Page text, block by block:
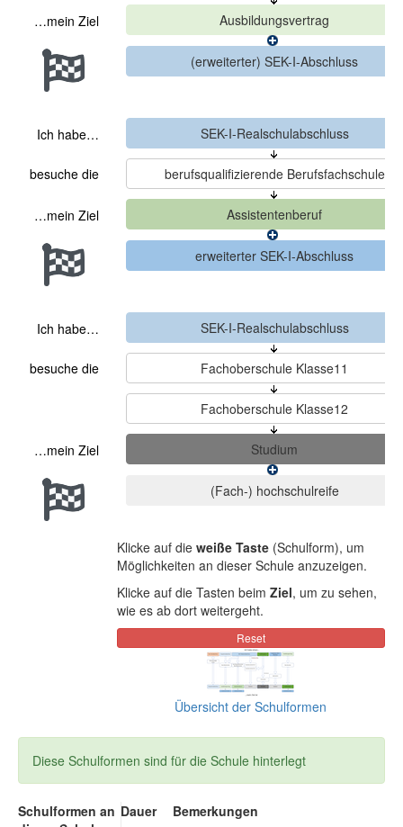
…mein Ziel
Ich habe…
besuche die
…mein Ziel
Ich habe…
besuche die
…mein Ziel
Klicke auf die weiße Taste(Schulform), um
Möglichkeiten an dieser Schule anzuzeigen.
Klicke auf die Tasten beim Ziel, um zu sehen,
wie es ab dort weitergeht.
Übersicht der Schulformen
Diese Schulformen sind für die Schule hinterlegt
Schulformen an Dauer Bemerkungen